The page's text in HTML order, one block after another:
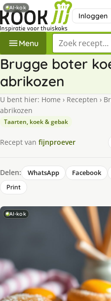
Inloggen
Menu Zoek een recept
Brugge boter
abrikozen
U bent hier: Home › Recepten ›
abrikozen
Taarten, koek & gebak
Recept van fijnproever
Delen: WhatsApp Facebook
Print
AI-kok
AI-kok